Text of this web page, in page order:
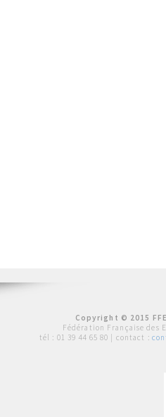
Copyright © 2015
Fédération Française des
tél : 01 39 44 65 80 | contact :